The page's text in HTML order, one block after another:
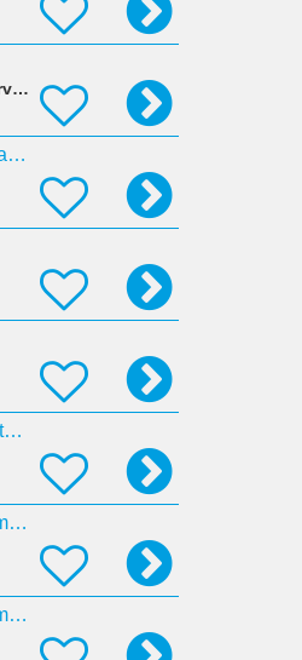
wohnen plus... gemeinnützige Betreuung und Service GmbH
Stellvertretende Pflegedienstleitung (m/w/d) im ambulanten Dienst
Pflegehelfer – Quereinsteiger willkommen | Waltershausen (m/w/d) Waltershausen, Deutschland
Ausbildung Pflegeassistent / Pflegefachhelfer (m/w/d) Start 2027 K&S Seniorenresidenz Sondershausen
Ausbildung Pflegeassistent / Pflegefachhelfer (m/w/d) 2027